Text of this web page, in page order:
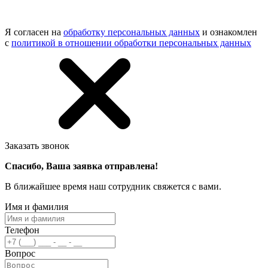
Я согласен на обработку персональных данных и ознакомлен
с политикой в отношении обработки персональных данных
Заказать звонок
Спасибо, Ваша заявка отправлена!
В ближайшее время наш сотрудник свяжется с вами.
Имя и фамилия
Телефон
Вопрос